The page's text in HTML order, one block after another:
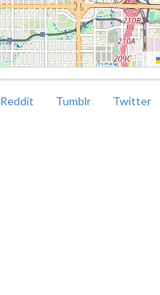
Reddit Tumblr Twitter